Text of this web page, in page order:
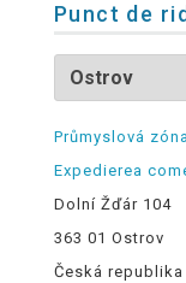
Punct de
Průmyslová
Expedierea
Dolní Žďár 104
363 01 Ostrov
Česká republika